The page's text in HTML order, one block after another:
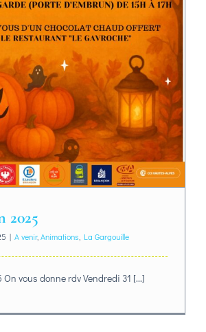
2025
| A venir, Animations La Gargouille
On vous donne rdv Vendredi 31 [...]